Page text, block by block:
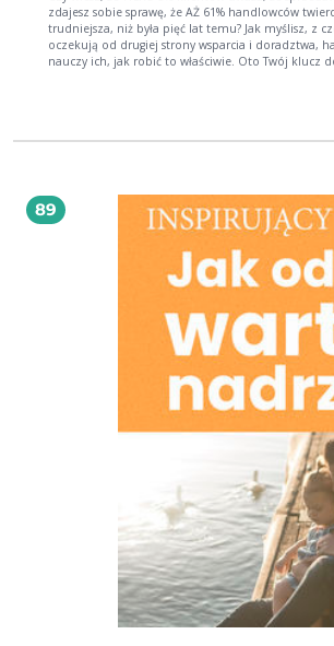
zdajesz sobie sprawę, że AŻ 61% handlowców
trudniejsza, niż była pięć lat temu? Jak myślisz, z
oczekują od drugiej strony wsparcia i doradztwa,
nauczy ich, jak robić to właściwie. Oto Twój klucz do świata sprzedaży, w którym
doradczej, przez rozpoczęcie rozmowy i
sprzedaży jest kreatywność podpowiada, jak nawiązać szczerą i bezpośrednią relację
z klientem pomaga zmienić swoje nastawienie edukuje w zakresie niezbędnych
umiejętności handlowych uczy sprzedaży metaforycznej, czyli za pomocą przykładów
lub historii z życia codziennego radzi, jak efektywnie rozwiewać wątpliwości klientów
prezentuje
89